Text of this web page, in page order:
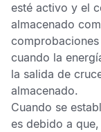
esté activo y el
almacenado
cuando la
la salida de
almacenado.
Cuando se
es debido a